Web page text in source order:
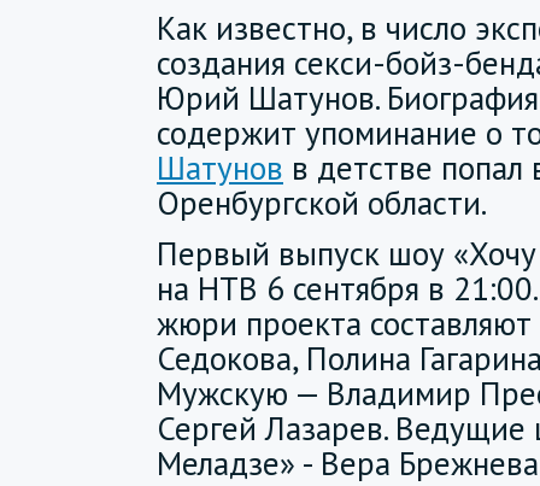
Как известно, в число
создания секси-бойз-
Юрий Шатунов.
содержит упоминание о
Шатунов в детстве
Оренбургской области.
Первый выпуск шоу
на НТВ 6 сентября в
жюри проекта
Седокова, Полина
Мужскую — Владимир
Сергей Лазарев. Ведущие
Меладзе» - Вера